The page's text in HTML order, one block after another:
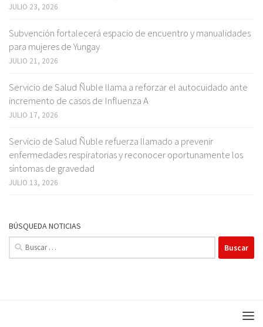
JULIO 23, 2026
Subvención fortalecerá espacio de encuentro y manualidades
para mujeres de Yungay
JULIO 21, 2026
Servicio de Salud Ñuble llama a reforzar el autocuidado ante
incremento de casos de Influenza A
JULIO 17, 2026
Servicio de Salud Ñuble refuerza llamado a prevenir
enfermedades respiratorias y reconocer oportunamente los
síntomas de gravedad
JULIO 13, 2026
BÚSQUEDA NOTICIAS
Buscar: